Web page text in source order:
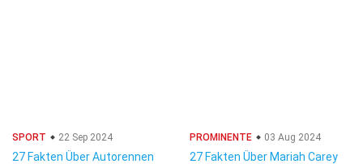
SPORT 22 Sep 2024
27 Fakten Über Autorennen
PROMINENTE 03 Aug 2024
27 Fakten Über Mariah Carey